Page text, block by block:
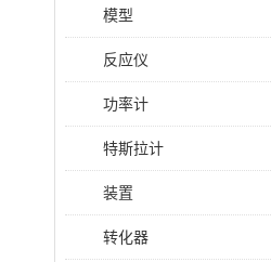
模型
反应仪
功率计
特斯拉计
装置
转化器